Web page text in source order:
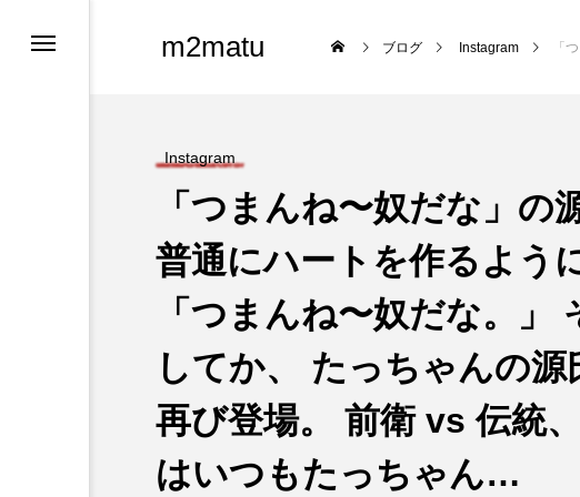
m2matu ブログ Instagram 「つまんね
Instagram
「つまんね〜奴だな」の
普通にハートを作るよう
「つまんね〜奴だな。」
してか、 たっちゃんの
再び登場。 前衛 vs 伝統
はいつもたっちゃん…